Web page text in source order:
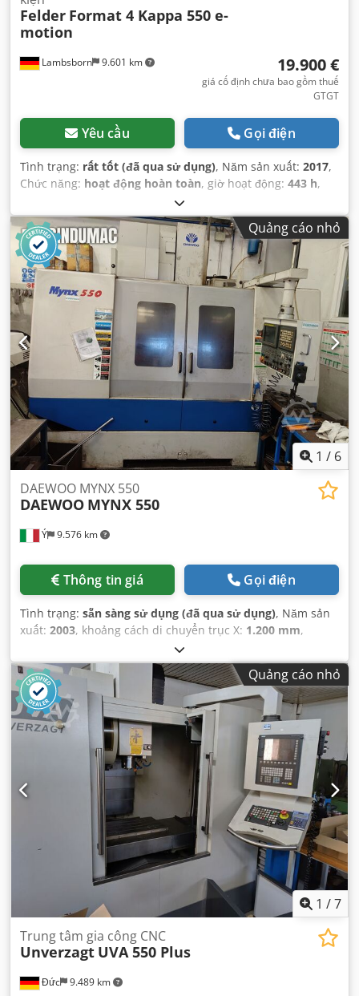
Lambsborn 9.601 km
Felder Format 4 Kappa 550 e-
motion
19.900 €
giá cố định chưa bao gồm thuế
GTGT
Yêu cầu Gọi điện
Tình trạng: rất tốt (đã qua sử dụng), Năm sản xuất: 2017,
Chức năng: hoạt động hoàn toàn, giờ hoạt động: 443 h,
Quảng cáo nhỏ
1 / 6
Ý 9.576 km
DAEWOO MYNX 550
DAEWOO MYNX 550
Thông tin giá Gọi điện
Tình trạng: sẵn sàng sử dụng (đã qua sử dụng), Năm sản
xuất: 2003, khoảng cách di chuyển trục X: 1.200 mm,
khoảng cách di chuyển trục Y:
chuyển trục Z:620 mm, tốc độ trục chính (tối đa):10.000
vòng/phút
, số lượng trục:3, Quảng cáo nhỏ
1 /7
Đức 9.489 km
Trung tâm gia công CNC
Unverzagt UVA 550 Plus